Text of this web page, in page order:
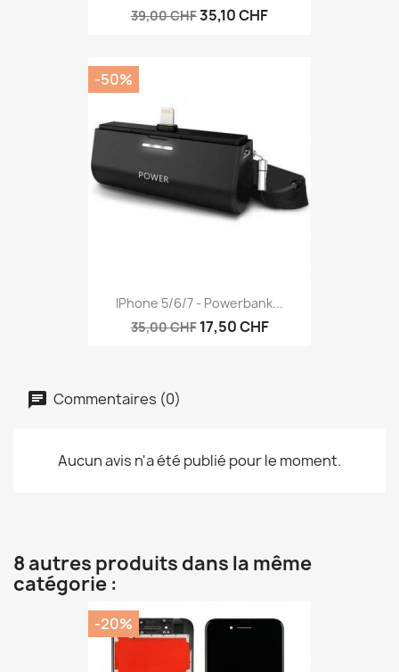
39,00 CHF35,10 CHF
IPhone 5/6/7 - Powerbank...
35,00 CHF 17,50 CHF
-50%
Commentaires (0)
Aucun avis n'a été publié pour le moment.
8 autres produits dans la même
catégorie :
-20%